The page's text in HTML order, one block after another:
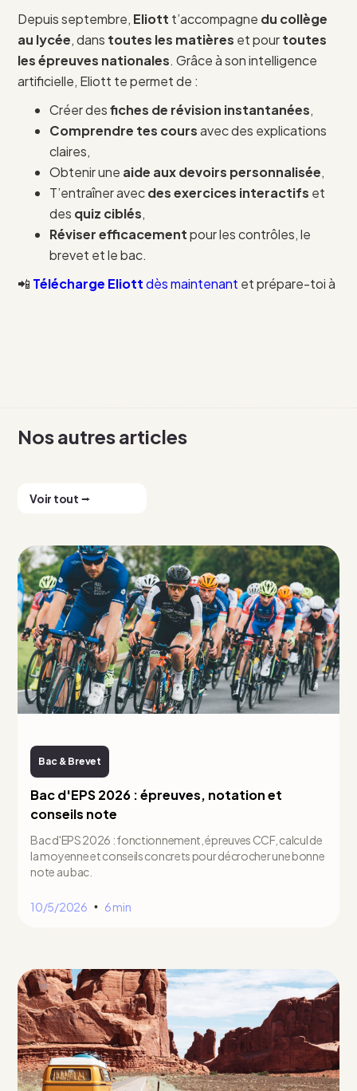
Depuis septembre, Eliott t’accompagne du collège
au lycée, dans toutes les matières et pourtoutes
les épreuves nationales. Grâce à son intelligence
artificielle, Eliott te permet de :
Créer desfiches de révision instantanées,
Comprendre tes coursavec des explications
claires,
Obtenir une aide aux devoirs personnalisée,
T’entraîner avecdes exercices interactifs et
des quiz ciblés,
Réviser efficacementpour les contrôles, le
brevet et le bac.
📲 Télécharge Eliottdès maintenant et prépare-toi à
Nos autres articles
Voir tout ⭢
Bac & Brevet
Bac d'EPS 2026 : épreuves, notation et
conseils note
Bac d'EPS 2026 : fonctionnement, épreuves CCF, calcul de
la moyenne et conseils concrets pour décrocher une bonne
note au bac.
10/5/2026 • 6 min